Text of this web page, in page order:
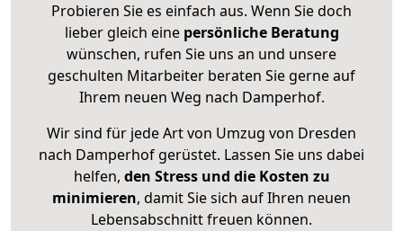
Probieren Sie es einfach aus. Wenn Sie doch
lieber gleich eine persönliche Beratung
wünschen, rufen Sie uns an und unsere
geschulten Mitarbeiter beraten Sie gerne auf
Ihrem neuen Weg nach Damperhof.
Wir sind für jede Art von Umzug von Dresden
nach Damperhof gerüstet. Lassen Sie uns dabei
helfen, den Stress und die Kosten zu
minimieren, damit Sie sich auf Ihren neuen
Lebensabschnitt freuen können.